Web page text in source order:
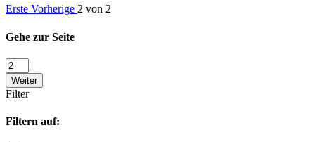
Erste Vorherige 2 von 2
Gehe zur Seite
Weiter
Filter
Filtern auf: